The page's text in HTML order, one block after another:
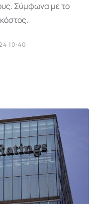
Σύμφωνα με το
10:40